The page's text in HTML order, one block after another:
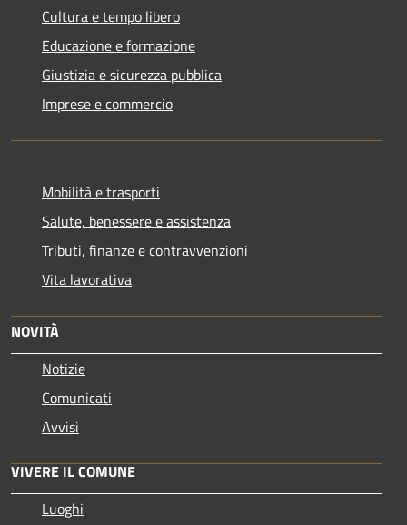
Cultura e tempo libero
Educazione e formazione
Giustizia e sicurezza pubblica
Imprese e commercio
Mobilità e trasporti
Salute, benessere e assistenza
Tributi, finanze e contravvenzioni
Vita lavorativa
NOVITÀ
Notizie
Comunicati
Avvisi
VIVERE IL COMUNE
Luoghi